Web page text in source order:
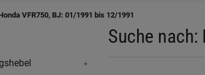
VFR750, BJ: 01/1991 bis 12/1991
Suche